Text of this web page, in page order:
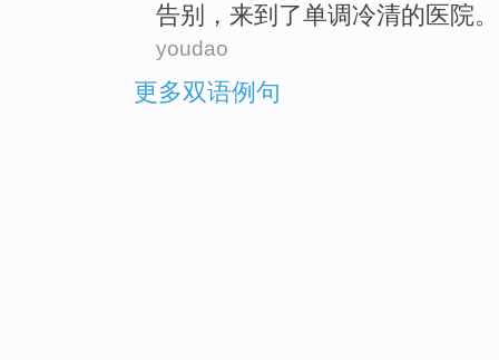
告别 ， 来到 了单调冷清的医院。
youdao
更多双语例句